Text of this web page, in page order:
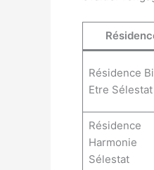
Résidence
Etre Sélestat
Résidence
Harmonie
Sélestat